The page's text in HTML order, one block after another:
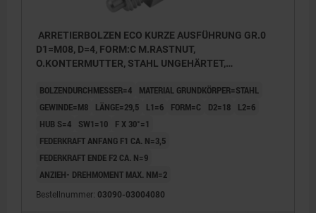
ARRETIERBOLZEN ECO KURZE AUSFÜHRUNG GR.0
D1=M08, D=4, FORM:C M.RASTNUT,
O.KONTERMUTTER, STAHL UNGEHÄRTET,
BOLZENDURCHMESSER=4
MATERIAL GRUNDKÖRPER=STAHL
GEWINDE=M8
LÄNGE=29,5 L1=6 FORM=C D2=18
L2=6
HUB S=4
SW1=10
F X 30°=1
FEDERKRAFT ANFANG F1 CA. N=3,5
FEDERKRAFT ENDE F2 CA. N=9
ANZIEH- DREHMOMENT MAX. NM=2
Bestellnummer: 03090-03004080